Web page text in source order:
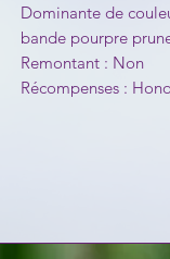
Dominante de
bande pourpre
Remontant : Non
Récompenses :